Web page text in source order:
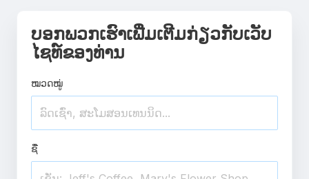
ບອກພວກເຮົາເພີ່ມເຕີມກ່ຽວກັບເວັບ
ໄຊທ໌ຂອງທ່ານ
ໝວດໝູ່
ຊື່